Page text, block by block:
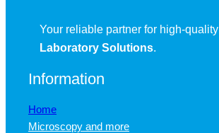
Your reliable partner for high-quality
Laboratory Solutions
Information
Home
Microscopy and more